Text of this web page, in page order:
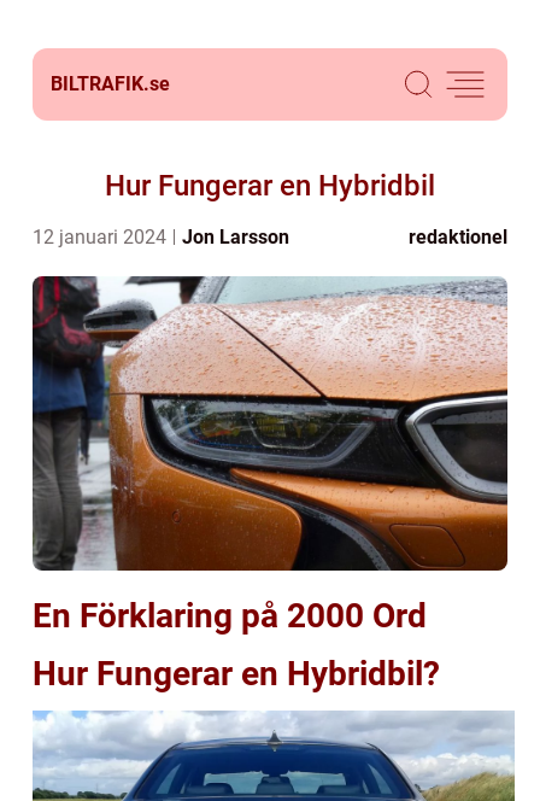
BILTRAFIK.se
Hur Fungerar en Hybridbil
12 januari 2024 Jon Larsson redaktionel
En Förklaring på 2000 Ord
Hur Fungerar en Hybridbil?